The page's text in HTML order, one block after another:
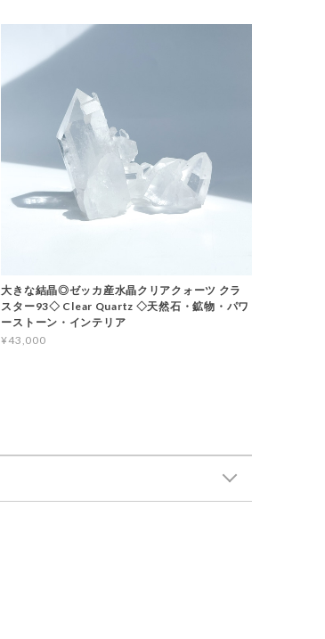
大きな結晶◎ゼッカ産水晶クリアクォーツ クラ
スター93◇ Clear Quartz ◇天然石・鉱物・パワ
ーストーン・インテリア
¥43,000